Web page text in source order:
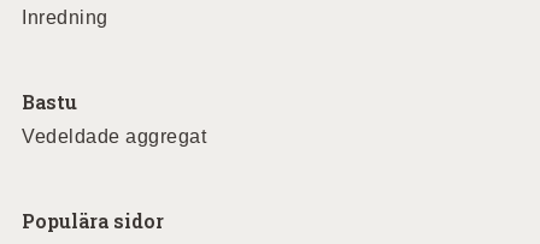
Inredning
Bastu
Vedeldade aggregat
Populära sidor